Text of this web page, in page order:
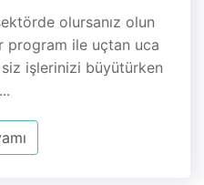
olursanız olun
program ile uçtan uca
işlerinizi büyütürken